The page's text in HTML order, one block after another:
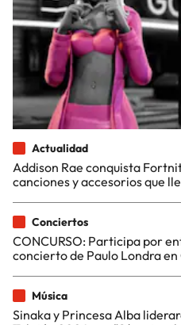
Actualidad
Addison Rae conquista
canciones y accesorios que
Conciertos
CONCURSO: Participa por
concierto de Paulo Londra
Música
Sinaka y Princesa Alba